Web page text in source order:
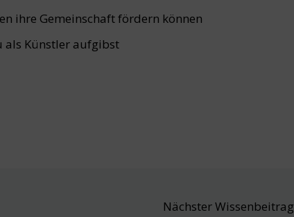
ihre Gemeinschaft fördern können
als Künstler aufgibst
Nächster Wissenbeitrag